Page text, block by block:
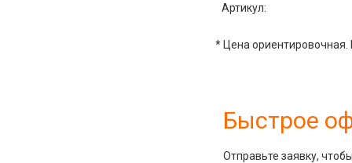
Артикул:
* Цена ориентировочная.
Быстрое
Отправьте заявку,